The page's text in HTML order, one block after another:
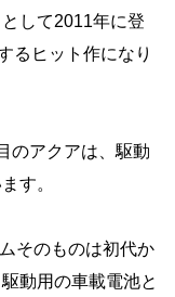
して2011年に登
るヒット作になり
のアクアは、駆動
す。
そのものは初代か
動用の車載電池と